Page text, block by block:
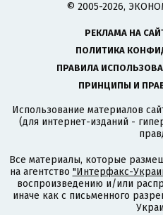
© 2005-2026,
РЕКЛАМА НА
ПОЛИТИКА
ПРАВИЛА
ПРИНЦИПЫ И
Использование материалов
(для интернет-изданий -
Все материалы, которые
на агентство "Интерфакс-
воспроизведению и/или
иначе как с письменного